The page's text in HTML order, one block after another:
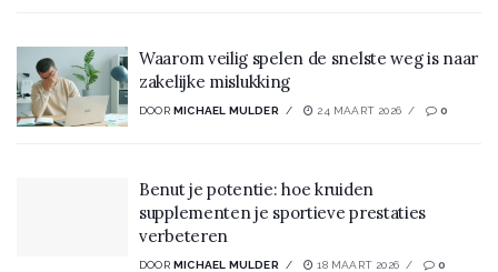
Waarom veilig spelen de snelste weg is naar
zakelijke mislukking
DOOR MICHAEL MULDER 24 MAART 2026 0
Benut je potentie: hoe kruiden
supplementen je sportieve prestaties
verbeteren
DOOR MICHAEL MULDER 18 MAART 2026 0